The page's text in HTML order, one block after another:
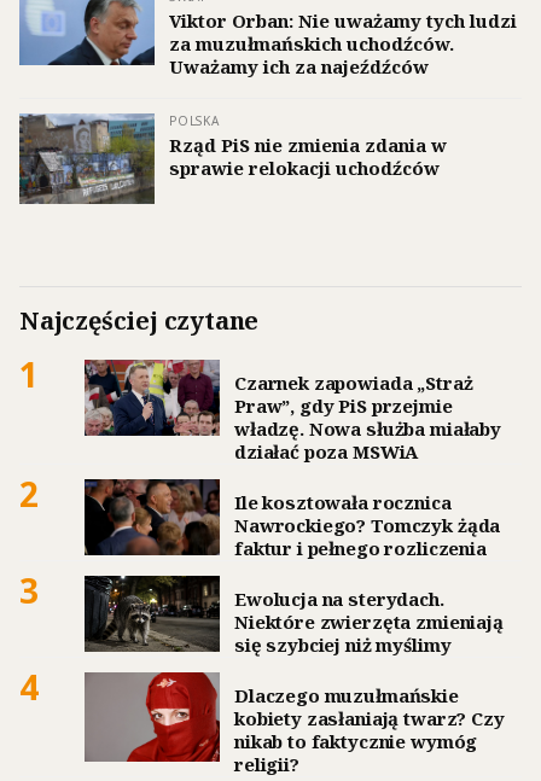
Viktor Orban: Nie uważamy tych ludzi
za muzułmańskich uchodźców.
Uważamy ich za najeźdźców
POLSKA
Rząd PiS nie zmienia zdania w
sprawie relokacji uchodźców
Najczęściej czytane
1
Czarnek zapowiada „Straż
Praw”, gdy PiS przejmie
władzę. Nowa służba miałaby
działać poza MSWiA
2
Ile kosztowała rocznica
Nawrockiego? Tomczyk żąda
faktur i pełnego rozliczenia
3
Ewolucja na sterydach.
Niektóre zwierzęta zmieniają
się szybciej niż myślimy
4
Dlaczego muzułmańskie
kobiety zasłaniają twarz? Czy
nikab to faktycznie wymóg
religii?